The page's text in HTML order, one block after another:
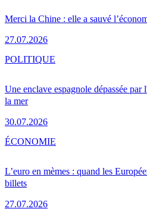
Merci la Chine : elle a sauvé
27.07.2026
Une enclave espagnole dépassée
la mer
30.07.2026
POLITIQUE
L’euro en mèmes : quand les
billets
27.07.2026
ÉCONOMIE